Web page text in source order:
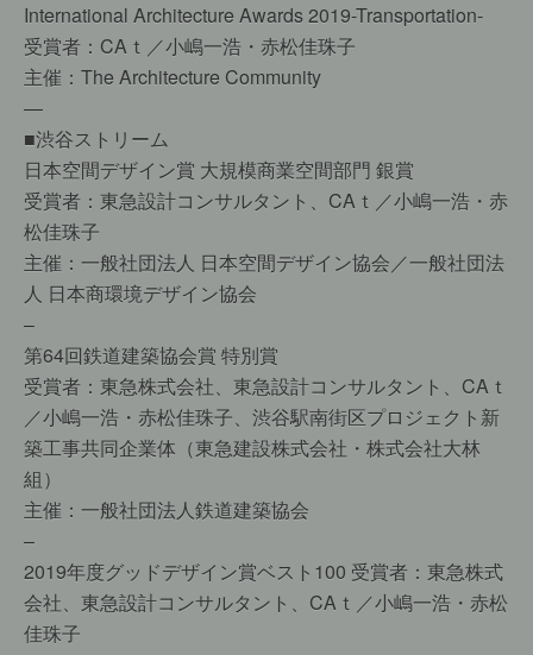
International Architecture Awards 2019-Transportation-
受賞者：CAｔ／小嶋一浩・赤松佳珠子
主催：The Architecture Community
—
■渋谷ストリーム
日本空間デザイン賞 大規模商業空間部門 銀賞
受賞者：東急設計コンサルタント、CAｔ／小嶋一浩・赤
松佳珠子
主催：一般社団法人 日本空間デザイン協会／一般社団法
人 日本商環境デザイン協会
–
第64回鉄道建築協会賞 特別賞
受賞者：東急株式会社、東急設計コンサルタント、CAｔ
／小嶋一浩・赤松佳珠子、渋谷駅南街区プロジェクト新
築工事共同企業体（東急建設株式会社・株式会社大林
組）
主催：一般社団法人鉄道建築協会
–
2019年度グッドデザイン賞ベスト100 受賞者：東急株式
会社、東急設計コンサルタント、CAｔ／小嶋一浩・赤松
佳珠子